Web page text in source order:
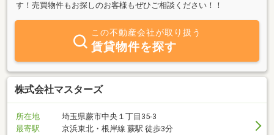
す！売買物件もお探しのお客様もぜひご相談ください！！
この不動産会社が取り扱う
賃貸物件を探す
株式会社マスターズ
所在地
埼玉県蕨市中央１丁目35-3
最寄駅
京浜東北・根岸線 蕨駅 徒歩3分